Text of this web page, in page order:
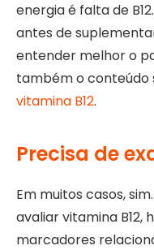
energia é falta de
antes de
entender melhor o
também o conteúdo
vitamina B12.
Precisa de
Em muitos casos,
avaliar vitamina B12,
marcadores